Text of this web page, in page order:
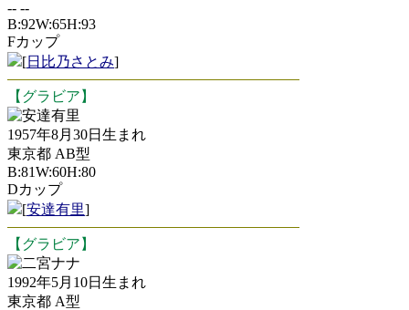
-- --
B:92W:65H:93
Fカップ
[日比乃さとみ]
【グラビア】
安達有里
1957年8月30日生まれ
東京都 AB型
B:81W:60H:80
Dカップ
[安達有里]
【グラビア】
二宮ナナ
1992年5月10日生まれ
東京都 A型